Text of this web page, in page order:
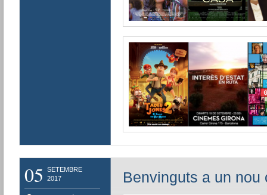
05
SETEMBRE
2017
Benvinguts a un nou